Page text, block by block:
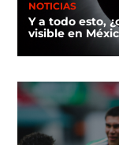
NOTICIAS
Y a todo esto,
visible en